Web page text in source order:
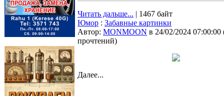
Читать дальше... | 1467 байт
Юмор : Забавные картинки
Автор: MONMOON в 24/02/2024 07:00:00
прочтений)
Далее...